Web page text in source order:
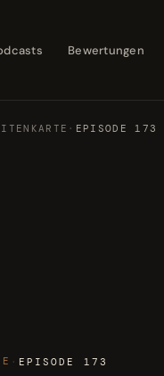
Bewertungen
· EPISODE 173
· EPISODE 173